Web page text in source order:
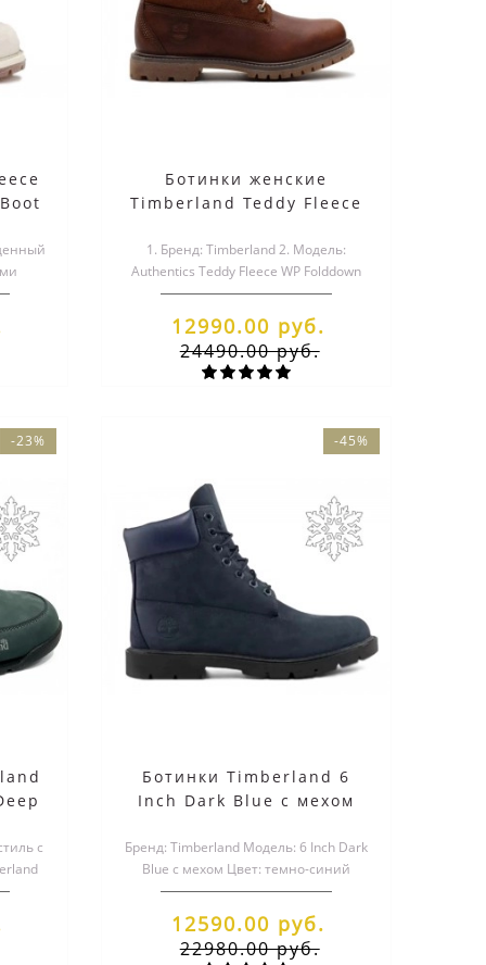
Ботинки женские
Timberland Teddy Fleece
41)
1. Бренд: Timberland 2. Модель:
Authentics Teddy Fleece WP Folddown
Wide Boots 3. Цвет: Коричневый..
12990.00 руб.
24490.00 руб.
-23%
с
с..
-45%
Ботинки Timberland 6
Inch Dark Blue с мехом
Бренд: Timberland Модель: 6 Inch Dark
Blue с мехом Цвет: темно-синий
(Dark Blue) Верхний ма..
12590.00 руб.
22980.00 руб.